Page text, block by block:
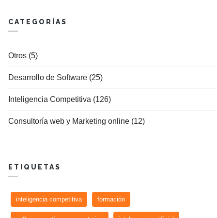
CATEGORÍAS
Otros (5)
Desarrollo de Software (25)
Inteligencia Competitiva (126)
Consultoría web y Marketing online (12)
ETIQUETAS
inteligencia competitiva formación